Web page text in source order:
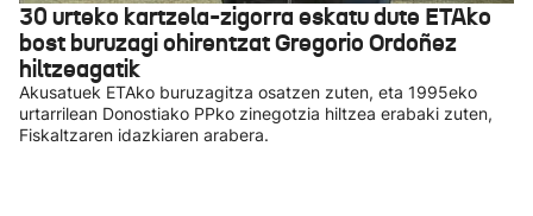
30 urteko kartzela-zigorra eskatu dute ETAko
bost buruzagi ohirentzat Gregorio Ordoñez
hiltzeagatik
Akusatuek ETAko buruzagitza osatzen zuten, eta 1995eko
urtarrilean Donostiako PPko zinegotzia hiltzea erabaki zuten,
Fiskaltzaren idazkiaren arabera.